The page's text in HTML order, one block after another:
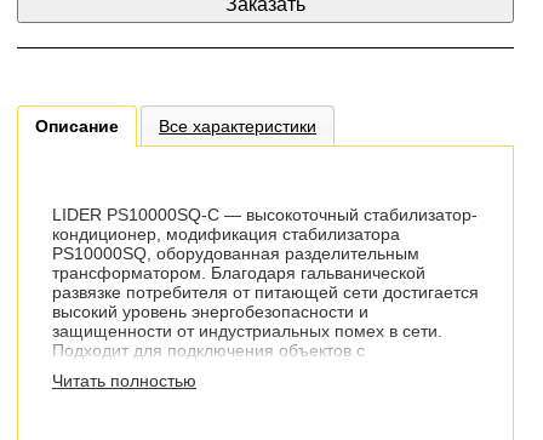
Описание Все характеристики
LIDER PS10000SQ-C — высокоточный стабилизатор-
кондиционер, модификация стабилизатора
PS10000SQ, оборудованная разделительным
трансформатором. Благодаря гальванической
развязке потребителя от питающей сети достигается
высокий уровень энергобезопасности и
защищенности от индустриальных помех в сети.
Подходит для подключения объектов с
электробезопасности: медицинских учреждений,
Читать полностью